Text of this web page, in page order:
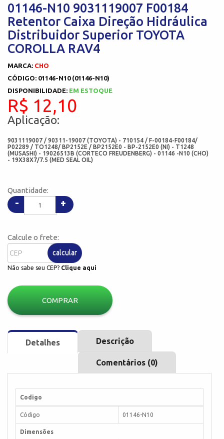
01146-N10 9031119007 F00184
Retentor Caixa Direção Hidráulica
Distribuidor Superior TOYOTA
COROLLA RAV4
MARCA: CHO
CÓDIGO: 01146-N10 (01146-N10)
DISPONIBILIDADE: EM ESTOQUE
R$ 12,10
Aplicação:
9031119007 / 90311-19007 (TOYOTA) - 710154 / F-00184-F00184/
P02289 / TO1248/ BP2152E / BP2152E0 - BP-2152E0 (NI) - T1248
(MUSASHI) - 19026513B (CORTECO FREUDENBERG) - 01146 -N10 (CHO)
- 19X38X7/7.5 (MED SEAL OIL)
Quantidade:
- +
Calcule o frete:
calcular
Não sabe seu CEP? Clique aqui
COMPRAR
Detalhes Descrição
Comentários (0)
Codigo
Código 01146-N10
Dimensões